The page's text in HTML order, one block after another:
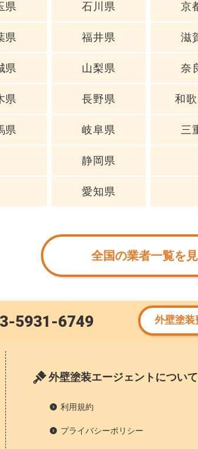
県
県
県
県
県
石川県
福井県
山梨県
長野県
岐阜県
静岡県
愛知県
京
滋
奈
和
三
全国の業者一覧を
5931-6749 外壁塗装
外壁塗装エージェントについて
利用規約
プライバシーポリシー